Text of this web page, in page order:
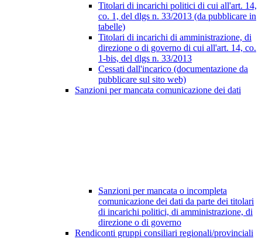
Titolari di incarichi politici di cui all'art. 14,
co. 1, del dlgs n. 33/2013 (da pubblicare in
tabelle)
Titolari di incarichi di amministrazione, di
direzione o di governo di cui all'art. 14, co.
1-bis, del dlgs n. 33/2013
Cessati dall'incarico (documentazione da
pubblicare sul sito web)
Sanzioni per mancata comunicazione dei dati
Sanzioni per mancata o incompleta
comunicazione dei dati da parte dei titolari
di incarichi politici, di amministrazione, di
direzione o di governo
Rendiconti gruppi consiliari regionali/provinciali